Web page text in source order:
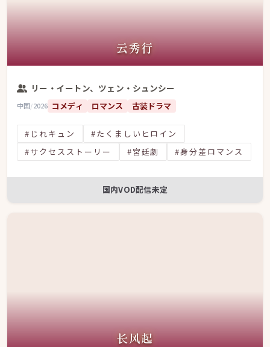
云秀行
リー・イートン、ツェン・シュンシー
中国/2026 コメディ ロマンス 古装ドラマ
#じれキュン
#たくましいヒロイン
#サクセスストーリー
#宮廷劇 #身分差ロマンス
国内VOD配信未定
长风起